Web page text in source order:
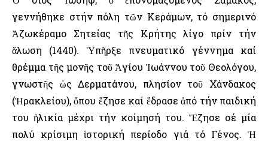
γεννήθηκε στήν πόλη τῶν Κεράμων, τό σημερινό
Ἀζωκέραμο Σητείας τῆς Κρήτης λίγο πρίν τήν
ἅλωση (1440). Ὑπῆρξε πνευματικό γέννημα καί
θρέμμα τῆς μονῆς τοῦ Ἁγίου Ἰωάννου τοῦ Θεολόγου,
γνωστῆς ὡς Δερματάνου, πλησίον τοῦ Χάνδακος
(Ἡρακλείου), ὅπου ἔζησε καί ἔδρασε ἀπό τήν παιδική
του ἡλικία μέχρι τήν κοίμησή του. Ἔζησε σέ μία
πολύ κρίσιμη ἱστορική περίοδο γιά τό Γένος. Ἡ